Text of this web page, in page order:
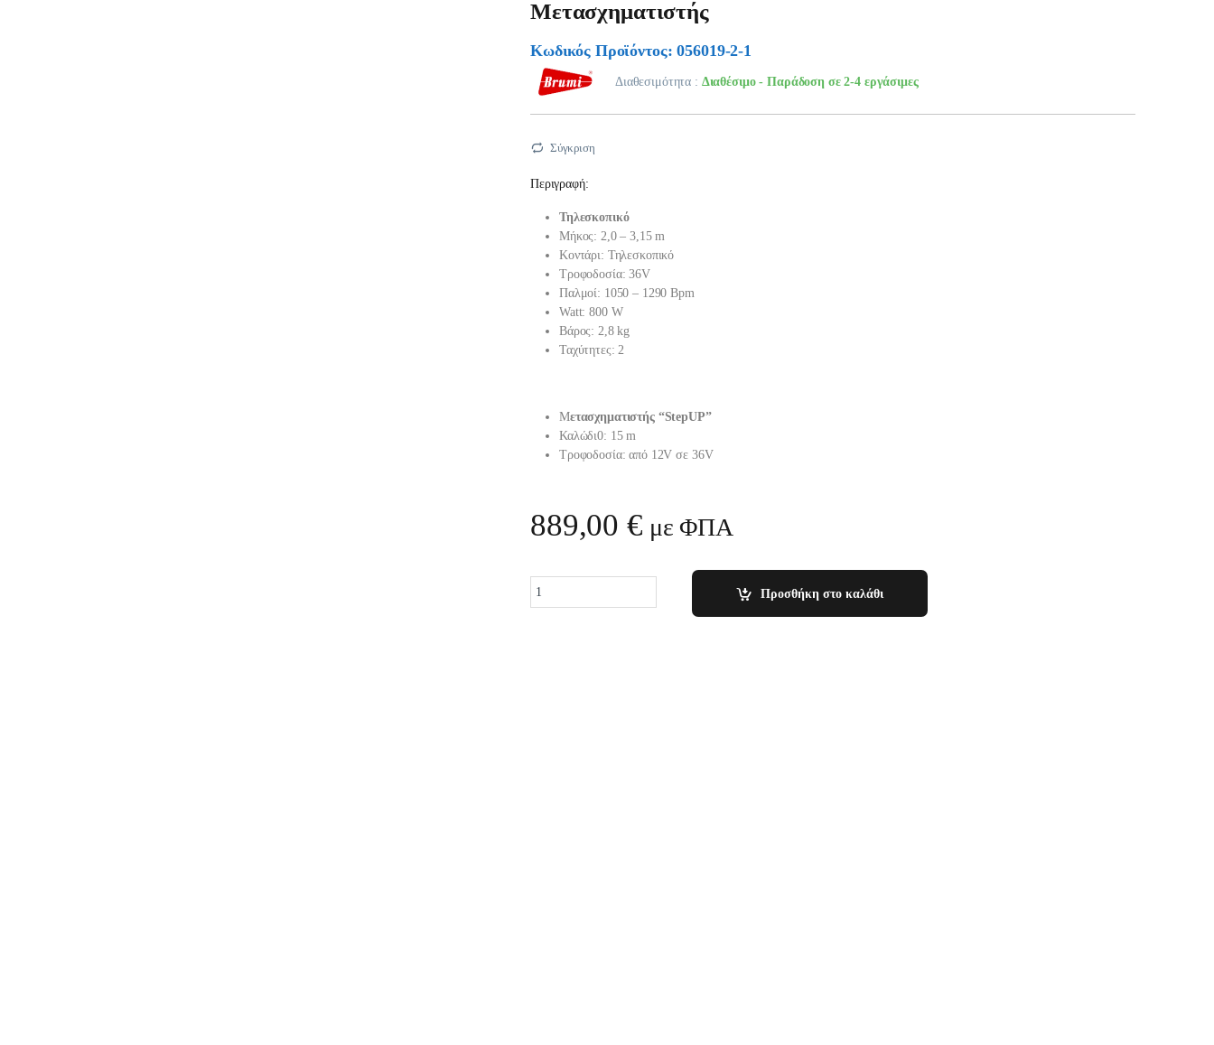
Μετασχηματιστής
Κωδικός Προϊόντος: 056019-2-1
Διαθεσιμότητα : Διαθέσιμο - Παράδοση σε 2-4 εργάσιμες
Σύγκριση
Περιγραφή:
Τηλεσκοπικό
Μήκος: 2,0 – 3,15 m
Κοντάρι: Τηλεσκοπικό
Τροφοδοσία: 36V
Παλμοί: 1050 – 1290 Bpm
Watt: 800 W
Βάρος: 2,8 kg
Ταχύτητες: 2
Μετασχηματιστής “StepUP”
Καλώδι0: 15 m
Τροφοδοσία: από 12V σε 36V
889,00€ με ΦΠΑ
Προσθήκη στο καλάθι